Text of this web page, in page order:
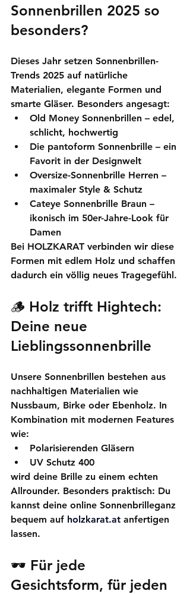
Sonnenbrillen 2025 so
besonders?
Dieses Jahr setzen Sonnenbrillen-
Trends 2025 auf natürliche
Materialien, elegante Formen und
smarte Gläser. Besonders angesagt:
Old Money Sonnenbrillen – edel,
schlicht, hochwertig
Die pantoform Sonnenbrille – ein
Favorit in der Designwelt
Oversize-Sonnenbrille Herren –
maximaler Style & Schutz
Cateye Sonnenbrille Braun –
ikonisch im 50er-Jahre-Look für
Damen
Bei HOLZKARAT verbinden wir diese
Formen mit edlem Holz und schaffen
dadurch ein völlig neues Tragegefühl.
🪵 Holz trifft Hightech:
Deine neue
Lieblingssonnenbrille
Unsere Sonnenbrillen bestehen aus
nachhaltigen Materialien wie
Nussbaum, Birke oder Ebenholz. In
Kombination mit modernen Features
wie:
Polarisierenden Gläsern
UV Schutz 400
wird deine Brille zu einem echten
Allrounder. Besonders praktisch: Du
kannst deine online Sonnenbrilleganz
bequem auf holzkarat.at anfertigen
lassen.
🕶️ Für jede
Gesichtsform, für jeden